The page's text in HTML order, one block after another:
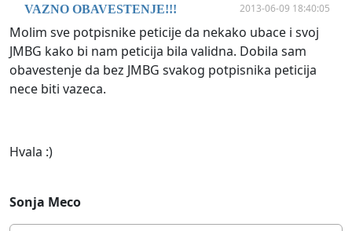
VAZNO OBAVESTENJE!!! 2013-06-09 18:40:05
Molim sve potpisnike peticije da nekako ubace i svoj
JMBG kako bi nam peticija bila validna. Dobila sam
obavestenje da bez JMBG svakog potpisnika peticija
nece biti vazeca.
Hvala :)
Sonja Meco